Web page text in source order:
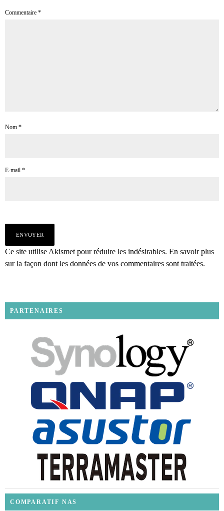
Commentaire *
Nom *
E-mail *
Ce site utilise Akismet pour réduire les indésirables. En savoir plus
sur la façon dont les données de vos commentaires sont traitées.
PARTENAIRES
COMPARATIF NAS